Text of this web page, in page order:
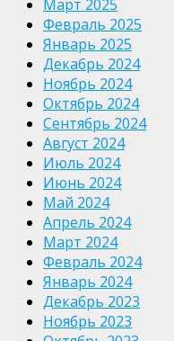
Март 2025
Февраль 2025
Январь 2025
Декабрь 2024
Ноябрь 2024
Октябрь 2024
Сентябрь 2024
Август 2024
Июль 2024
Июнь 2024
Май 2024
Апрель 2024
Март 2024
Февраль 2024
Январь 2024
Декабрь 2023
Ноябрь 2023